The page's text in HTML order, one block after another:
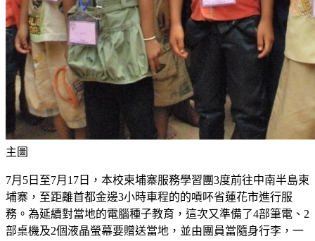
主圖
7月5日至7月17日，本校柬埔寨服務學習團3度前往中南半島柬
埔寨，至距離首都金邊3小時車程的的嗊吥省蓮花市進行服
務。為延續對當地的電腦種子教育，這次又準備了4部筆電、2
部桌機及2個液晶螢幕要贈送當地，並由團員當隨身行李，一